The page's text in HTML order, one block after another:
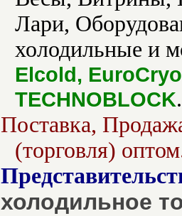
Лари,
холодильные и
Elcold,
TECHNOBLOCK.
Поставка,
(торговля)
холодильное